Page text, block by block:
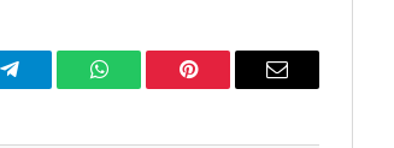
Telegram WhatsAppPinterest Email